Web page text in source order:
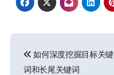
章
如何深度挖掘目标关键
词和长尾关键词